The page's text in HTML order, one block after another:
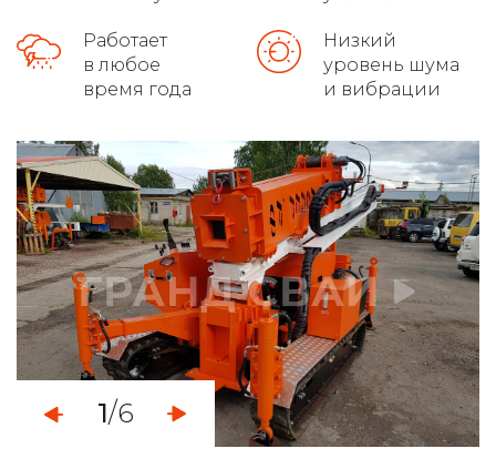
осуществляет доставку
монтаж свайно-винтового фундамента
демонтаж свайных фундаментов
установка винтовых свайных опор
услуги по ремонту фундамента
укрепление ленточного фундамента
работа с любыми типами грунта
1/6
Работает
в любое
время года
Низкий
уровень шума
и вибрации